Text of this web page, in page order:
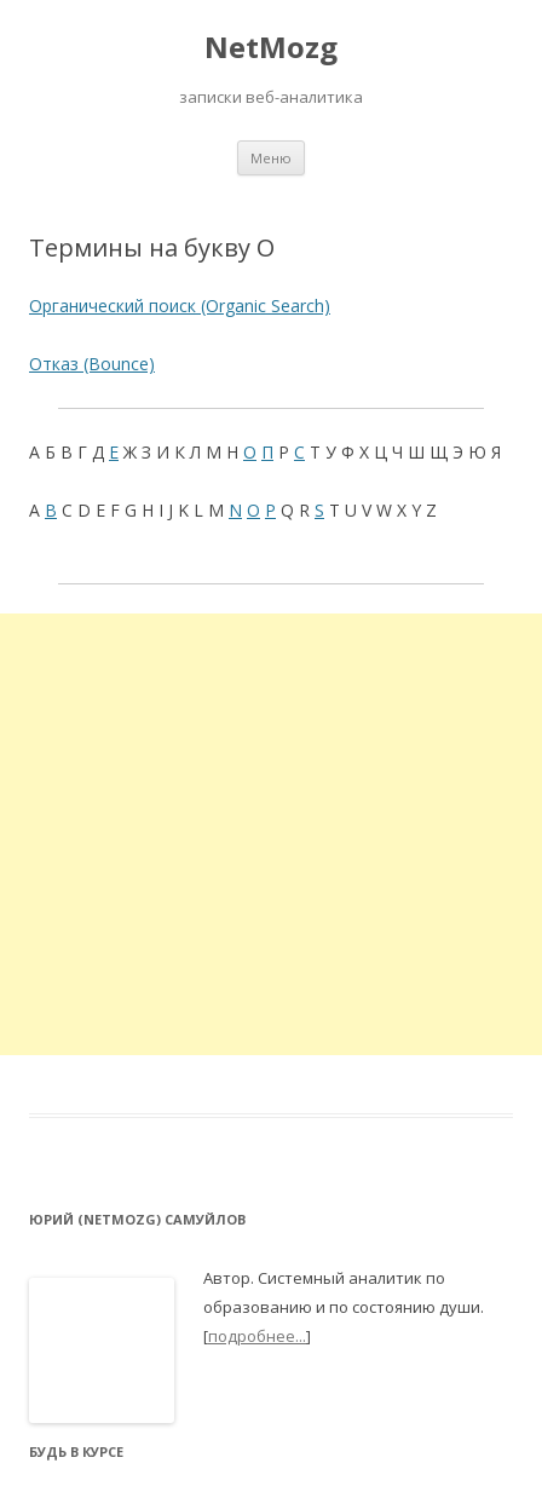
NetMozg
записки веб-аналитика
Меню
Термины на букву О
Органический поиск (Organic Search)
Отказ (Bounce)
А Б В Г Д Е Ж З И КЛ М Н О П Р С Т У Ф Х Ц Ч Ш Щ Э Ю Я
A B C D E F G H I J K L M N O P Q R S T U VW X Y Z
ЮРИЙ (NETMOZG) САМУЙЛОВ
Автор. Системный аналитик по
образованию и по состоянию души.
[подробнее...]
БУДЬ В КУРСЕ